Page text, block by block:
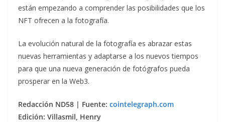
están empezando a comprender las posibilidades que los
NFT ofrecen a la fotografía.
La evolución natural de la fotografía es abrazar estas
nuevas herramientas y adaptarse a los nuevos tiempos
para que una nueva generación de fotógrafos pueda
prosperar en la Web3.
Redacción ND58 | Fuente: cointelegraph.com
Edición: Villasmil, Henry